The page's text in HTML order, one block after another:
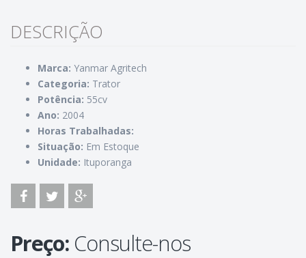
DESCRIÇÃO
Marca: Yanmar Agritech
Categoria: Trator
Potência: 55cv
Ano: 2004
Horas Trabalhadas:
Situação: Em Estoque
Unidade: Ituporanga
Preço: Consulte-nos